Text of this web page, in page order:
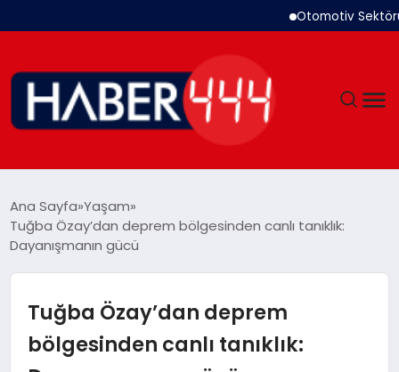
Otomotiv Sektörü
SIYASET
EKONOMI
Ana Sayfa Yaşam
Tuğba Özay’dan deprem bölgesinden canlı tanıklık:
Dayanışmanın gücü
Tuğba Özay’dan deprem
bölgesinden canlı tanıklık: